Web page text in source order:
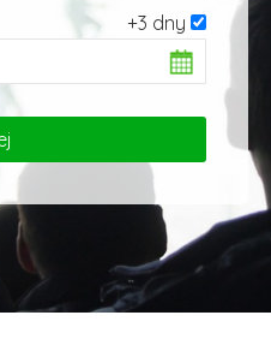
+3 dny